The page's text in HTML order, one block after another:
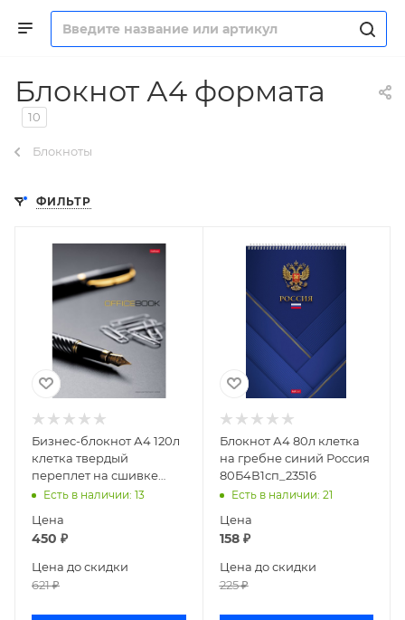
Блокнот А4 формата
10
Блокноты
ФИЛЬТР
Бизнес-блокнот А4 120л
клетка твердый
переплет на сшивке
Office Book
Есть в наличии: 13
Цена
450 ₽
Цена до скидки
621₽
Блокнот А4 80л клетка
на гребне синий Россия
80Б4В1сп_23516
Есть в наличии: 21
Цена
158₽
Цена до скидки
225₽